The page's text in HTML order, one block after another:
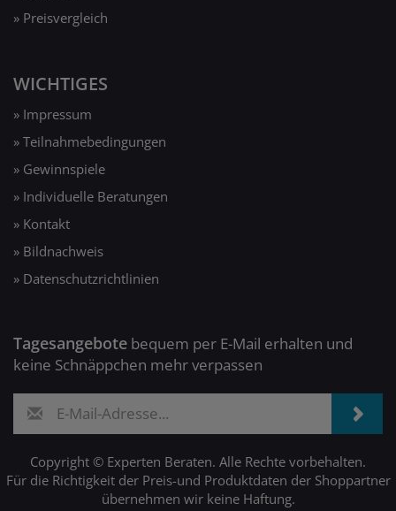
» Preisvergleich
WICHTIGES
» Impressum
» Teilnahmebedingungen
» Gewinnspiele
» Individuelle Beratungen
» Kontakt
» Bildnachweis
» Datenschutzrichtlinien
Tagesangebote bequem per E-Mail erhalten und
keine Schnäppchen mehr verpassen
Copyright © Experten Beraten. Alle Rechte vorbehalten.
Für die Richtigkeit der Preis-und Produktdaten der Shoppartner
übernehmen wir keine Haftung.